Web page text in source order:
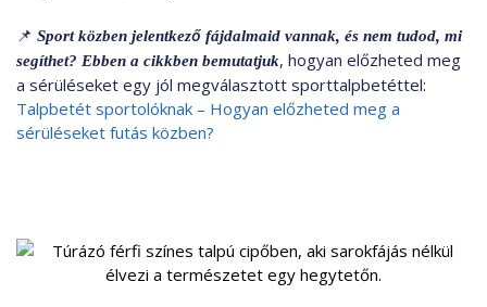
📌 Sport közben jelentkező fájdalmaid vannak, és nem tudod, mi
segíthet? Ebben a cikkben bemutatjuk, hogyan előzheted meg
a sérüléseket egy jól megválasztott sporttalpbetéttel:
Talpbetét sportolóknak – Hogyan előzheted meg a
sérüléseket futás közben?